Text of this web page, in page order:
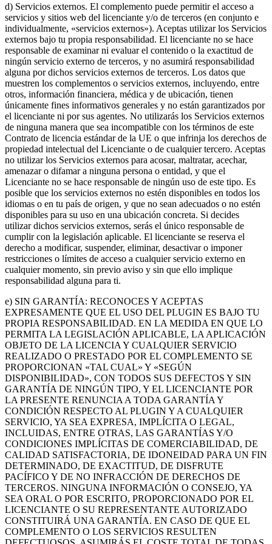
d) Servicios externos. El complemento puede permitir el acceso a
servicios y sitios web del licenciante y/o de terceros (en conjunto e
individualmente, «servicios externos»). Aceptas utilizar los Servicios
externos bajo tu propia responsabilidad. El licenciante no se hace
responsable de examinar ni evaluar el contenido o la exactitud de
ningún servicio externo de terceros, y no asumirá responsabilidad
alguna por dichos servicios externos de terceros. Los datos que
muestren los complementos o servicios externos, incluyendo, entre
otros, información financiera, médica y de ubicación, tienen
únicamente fines informativos generales y no están garantizados por
el licenciante ni por sus agentes. No utilizarás los Servicios externos
de ninguna manera que sea incompatible con los términos de este
Contrato de licencia estándar de la UE o que infrinja los derechos de
propiedad intelectual del Licenciante o de cualquier tercero. Aceptas
no utilizar los Servicios externos para acosar, maltratar, acechar,
amenazar o difamar a ninguna persona o entidad, y que el
Licenciante no se hace responsable de ningún uso de este tipo. Es
posible que los servicios externos no estén disponibles en todos los
idiomas o en tu país de origen, y que no sean adecuados o no estén
disponibles para su uso en una ubicación concreta. Si decides
utilizar dichos servicios externos, serás el único responsable de
cumplir con la legislación aplicable. El licenciante se reserva el
derecho a modificar, suspender, eliminar, desactivar o imponer
restricciones o límites de acceso a cualquier servicio externo en
cualquier momento, sin previo aviso y sin que ello implique
responsabilidad alguna para ti.
e) SIN GARANTÍA: RECONOCES Y ACEPTAS
EXPRESAMENTE QUE EL USO DEL PLUGIN ES BAJO TU
PROPIA RESPONSABILIDAD. EN LA MEDIDA EN QUE LO
PERMITA LA LEGISLACIÓN APLICABLE, LA APLICACIÓN
OBJETO DE LA LICENCIA Y CUALQUIER SERVICIO
REALIZADO O PRESTADO POR EL COMPLEMENTO SE
PROPORCIONAN «TAL CUAL» Y «SEGÚN
DISPONIBILIDAD», CON TODOS SUS DEFECTOS Y SIN
GARANTÍA DE NINGÚN TIPO, Y EL LICENCIANTE POR
LA PRESENTE RENUNCIA A TODA GARANTÍA Y
CONDICIÓN RESPECTO AL PLUGIN Y A CUALQUIER
SERVICIO, YA SEA EXPRESA, IMPLÍCITA O LEGAL,
INCLUIDAS, ENTRE OTRAS, LAS GARANTÍAS Y/O
CONDICIONES IMPLÍCITAS DE COMERCIABILIDAD, DE
CALIDAD SATISFACTORIA, DE IDONEIDAD PARA UN FIN
DETERMINADO, DE EXACTITUD, DE DISFRUTE
PACÍFICO Y DE NO INFRACCIÓN DE DERECHOS DE
TERCEROS. NINGUNA INFORMACIÓN O CONSEJO, YA
SEA ORAL O POR ESCRITO, PROPORCIONADO POR EL
LICENCIANTE O SU REPRESENTANTE AUTORIZADO
CONSTITUIRÁ UNA GARANTÍA. EN CASO DE QUE EL
COMPLEMENTO O LOS SERVICIOS RESULTEN